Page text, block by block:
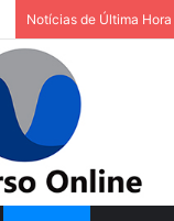
Notícias de Última Hora